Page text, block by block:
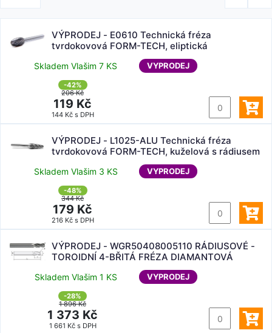
VÝPRODEJ - E0610 Technická fréza
tvrdokovová FORM-TECH, eliptická
Skladem Vlašim 7 KS VYPRODEJ
-42%
206 Kč
119 Kč
144 Kč s DPH
VÝPRODEJ - L1025-ALU Technická fréza
tvrdokovová FORM-TECH, kuželová s rádiusem
Skladem Vlašim 3 KS VYPRODEJ
-48%
344 Kč
179 Kč
216 Kč s DPH
VÝPRODEJ - WGR50408005110 RÁDIUSOVÉ -
TOROIDNÍ 4-BŘITÁ FRÉZA DIAMANTOVÁ
Skladem Vlašim 1 KS VYPRODEJ
-28%
1 896 Kč
1 373 Kč
1 661 Kč s DPH